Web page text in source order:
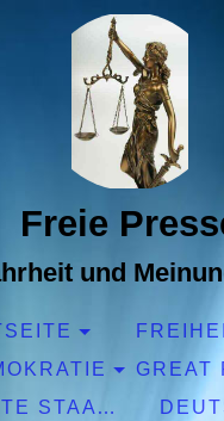
Freie
und
VEREINIGTE STAATEN EUROPA